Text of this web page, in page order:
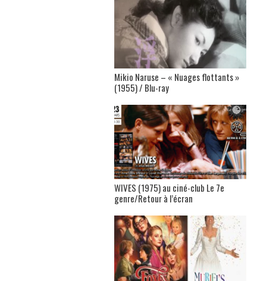
Mikio Naruse – « Nuages flottants »
(1955) / Blu-ray
WIVES (1975) au ciné-club Le 7e
genre/Retour à l’écran